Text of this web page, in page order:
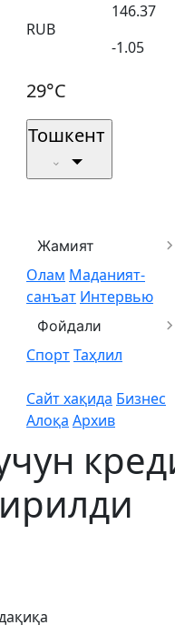
RUB
146.37
-1.05
29°C
Тошкент
Жамият
Олам Маданият-
санъат Интервью
Фойдали
СпортТаҳлил
Сайт хақида Бизнес
Алоқа Архив